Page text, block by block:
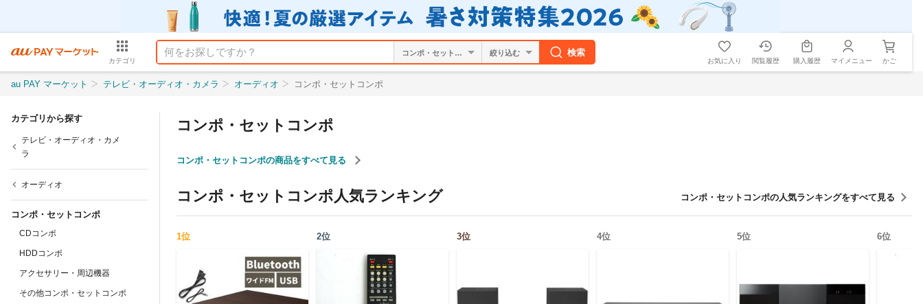
カテゴリ
絞り込む 検索
お気に入り 閲覧履歴 購入履歴 マイメニュー かご
au PAY マーケット テレビ・オーディオ・カメラ オーディオ コンポ・セットコンポ
カテゴリから探す
テレビ・オーディオ・カメ
ラ
オーディオ
コンポ・セットコンポ
CDコンポ
HDDコンポ
アクセサリー・周辺機器
その他コンポ・セットコンポ
コンポ・セットコンポ
コンポ・セットコンポの商品をすべて見る
コンポ・セットコンポ人気ランキング コンポ・セットコンポの人気ランキングをすべて見る
1位 2位 3位 4位 5位 6位